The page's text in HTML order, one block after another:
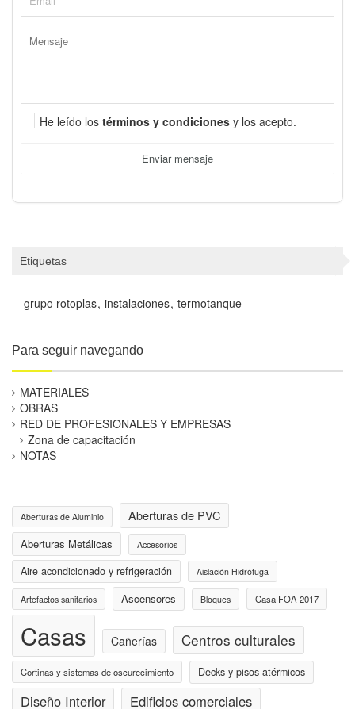
He leído los términos y condiciones y los acepto.
Enviar mensaje
Etiquetas
grupo rotoplas instalaciones termotanque
Para seguir navegando
MATERIALES
OBRAS
RED DE PROFESIONALES Y EMPRESAS
Zona de capacitación
NOTAS
Aberturas de Aluminio Aberturas de PVC
Aberturas Metálicas Accesorios
Aire acondicionado y refrigeración Aislación Hidrófuga
Artefactos sanitarios Ascensores Bloques Casa FOA 2017
Casas Cañerías Centros culturales
Cortinas y sistemas de oscurecimiento Decks y pisos atérmicos
Diseño Interior
Edificios comerciales